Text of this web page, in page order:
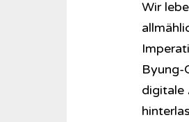
Wir
Byung-
digitale